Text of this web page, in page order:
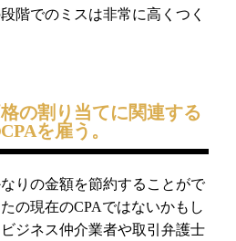
階でのミスは非常に高くつく
の割り当てに関連する
を雇う。
りの金額を節約することがで
の現在のCPAではないかもし
ジネス仲介業者や取引弁護士